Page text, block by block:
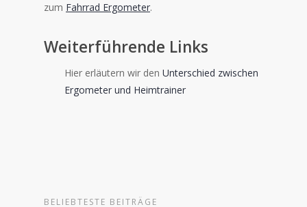
zum Fahrrad Ergometer.
Weiterführende Links
Hier erläutern wir den Unterschied zwischen
Ergometer und Heimtrainer
BELIEBTESTE BEITRÄGE